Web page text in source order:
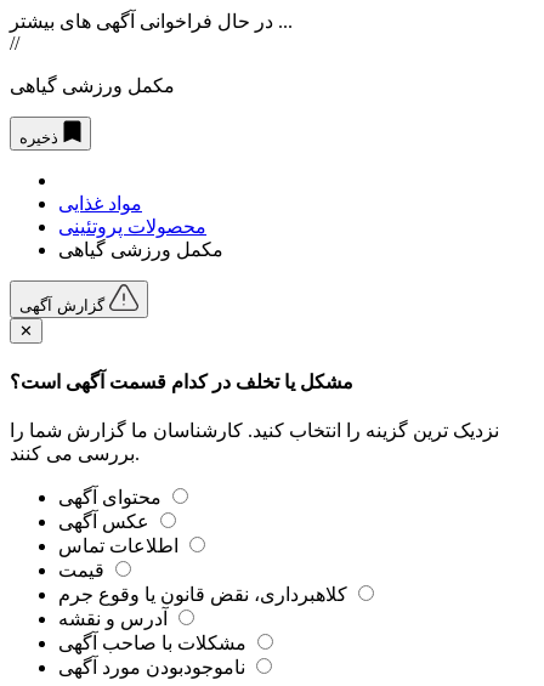
در حال فراخوانی آگهی های بیشتر ...
//
مکمل ورزشی گیاهی
ذخیره
مواد غذایی
محصولات پروتئینی
مکمل ورزشی گیاهی
گزارش آگهی
✕
مشکل یا تخلف در کدام قسمت آگهی است؟
نزدیک ترین گزینه را انتخاب کنید. کارشناسان ما گزارش شما را
بررسی می کنند.